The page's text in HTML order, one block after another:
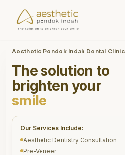
Aesthetic Pondok Indah Dental Clinic
The solution to
brighten your
smile
Our Services Include:
Aesthetic Dentistry Consultation
Pre-Veneer